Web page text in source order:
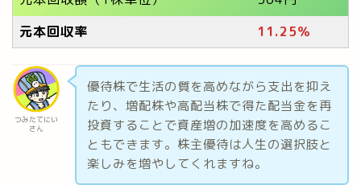
元本回収率
11.25％
つみたてにい
さん
優待株で生活の質を高めながら支出を抑え
たり、増配株や高配当株で得た配当金を再
投資することで資産増の加速度を高めるこ
ともできます。株主優待は人生の選択肢と
楽しみを増やしてくれますね。